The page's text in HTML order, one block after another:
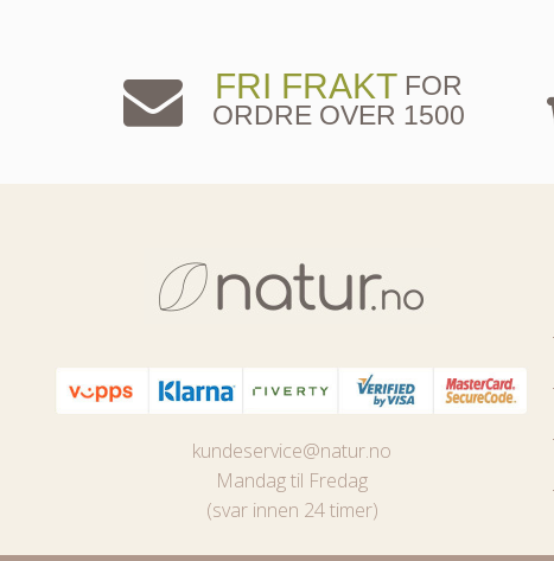
FRI FRAKT FOR
ORDRE OVER 1500
kundeservice@natur.no
Mandag til Fredag
(svar innen 24 timer)